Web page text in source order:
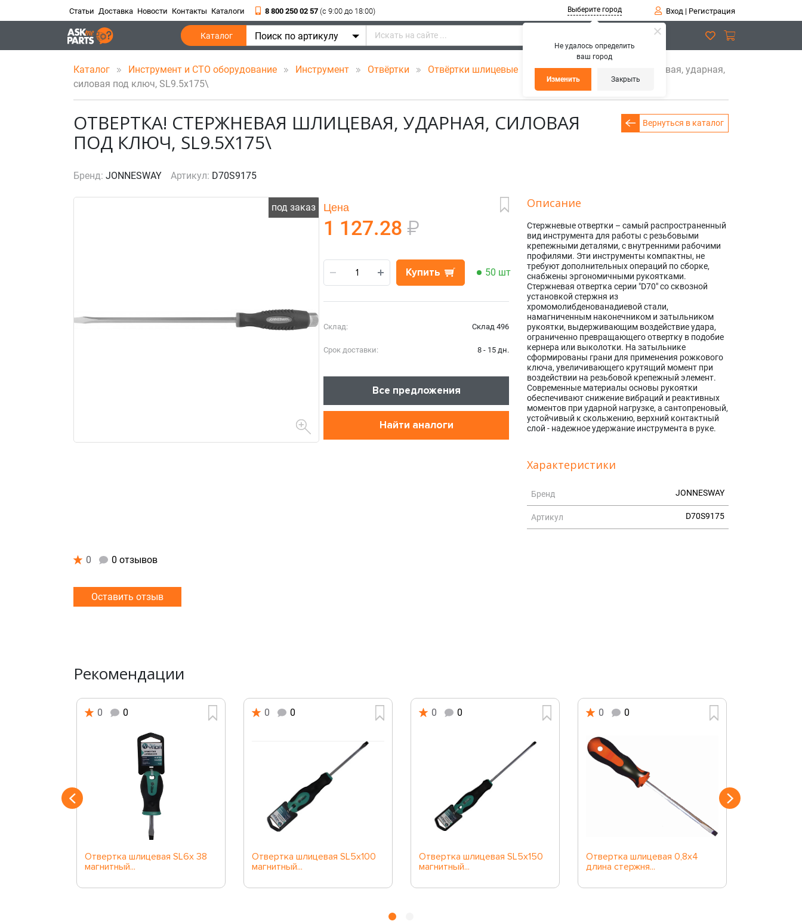
Не удалось определить
ваш город
Изменить Закрыть
Статьи Доставка Новости Контакты Каталоги 8 800 250 02 57 (c 9:00 до 18:00) Выберите город Вход| Регистрация
Каталог Поиск по артикулу
Каталог Инструмент и СТО оборудование Инструмент Отвёртки Отвёртки шлицевые
отвертка! стержневая шлицевая, ударная,
силовая под ключ, SL9.5x175\
Вернуться в каталог
ОТВЕРТКА! СТЕРЖНЕВАЯ ШЛИЦЕВАЯ, УДАРНАЯ, СИЛОВАЯ
ПОД КЛЮЧ, SL9.5X175\
Бренд: JONNESWAY Артикул: D70S9175
под заказ Цена
1 127.28 ₽
Купить 50 шт
Склад: Склад 496
Срок доставки: 8 - 15 дн.
Все предложения
Найти аналоги
Описание
Стержневые отвертки – самый распространенный
вид инструмента для работы с резьбовыми
крепежными деталями, с внутренними рабочими
профилями. Эти инструменты компактны, не
требуют дополнительных операций по сборке,
снабжены эргономичными рукоятками.
Стержневая отвертка серии "D70" со сквозной
установкой стержня из
хромомолибденованадиевой стали,
намагниченным наконечником и затыльником
рукоятки, выдерживающим воздействие удара,
ограниченно превращающего отвертку в подобие
кернера или выколотки. На затыльнике
сформированы грани для применения рожкового
ключа, увеличивающего крутящий момент при
воздействии на резьбовой крепежный элемент.
Современные материалы основы рукоятки
обеспечивают снижение вибраций и реактивных
моментов при ударной нагрузке, а сантопреновый,
устойчивый к скольжению, верхний контактный
слой - надежное удержание инструмента в руке.
Характеристики
Бренд JONNESWAY
Артикул D70S9175
0 0 отзывов
Оставить отзыв
Рекомендации
0 0
Отвертка шлицевая SL6х 38
магнитный...
0 0
Отвертка шлицевая SL5х100
магнитный...
0 0
Отвертка шлицевая SL5х150
магнитный...
0 0
Отвертка шлицевая 0,8х4
длина стержня...